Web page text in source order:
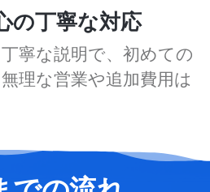
の丁寧な対応
寧な説明で、初めての
理な営業や追加費用は